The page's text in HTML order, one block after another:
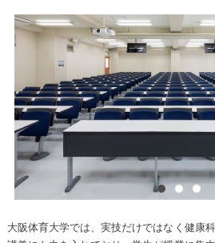
大阪体育大学では、実技だけではなく健康